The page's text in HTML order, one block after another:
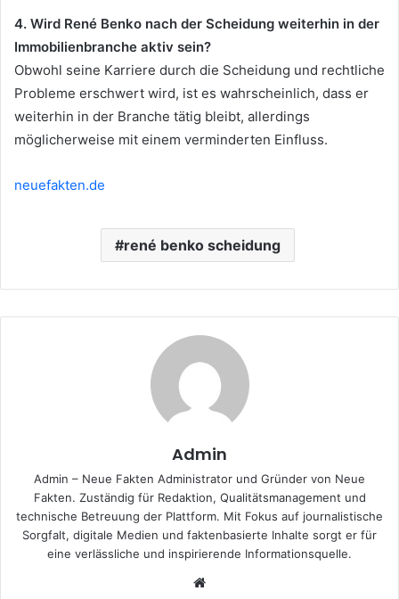
4. Wird René Benko nach der Scheidung weiterhin in der
Immobilienbranche aktiv sein?
Obwohl seine Karriere durch die Scheidung und rechtliche
Probleme erschwert wird, ist es wahrscheinlich, dass er
weiterhin in der Branche tätig bleibt, allerdings
möglicherweise mit einem verminderten Einfluss.
neuefakten.de
rené benko scheidung
Admin
Admin – Neue Fakten Administrator und Gründer von Neue
Fakten. Zuständig für Redaktion, Qualitätsmanagement und
technische Betreuung der Plattform. Mit Fokus auf journalistische
Sorgfalt, digitale Medien und faktenbasierte Inhalte sorgt er für
eine verlässliche und inspirierende Informationsquelle.
Website